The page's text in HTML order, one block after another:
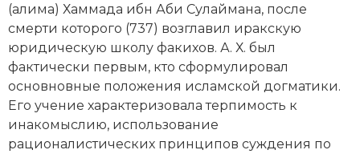
Империи
Историческая география и топонимика
История международных отношений
(алима) Хаммада ибн Аби Сулаймана, после
смерти которого (737) возглавил иракскую
юридическую школу факихов. А. Х. был
фактически первым, кто сформулировал
основновные положения исламской догматики.
Его учение характеризовала терпимость к
инакомыслию, использование
рационалистических принципов суждения по